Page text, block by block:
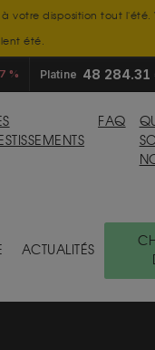
votre disposition tout
été.
% Platine 48 284.31
FAQ
ACTUALITÉS